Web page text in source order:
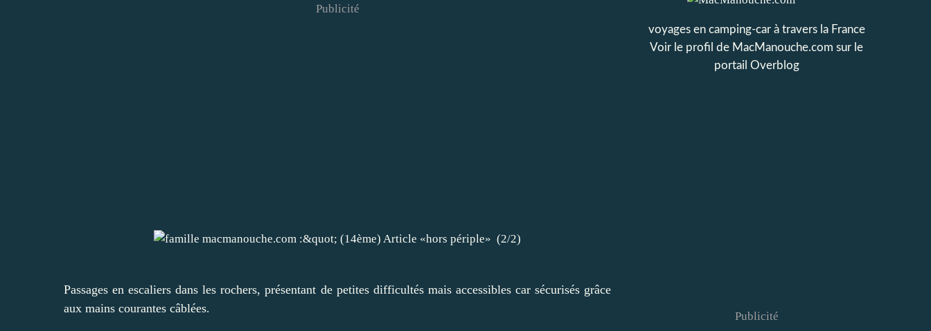
Publicité
Passages en escaliers dans les rochers, présentant de petites difficultés mais accessibles car sécurisés grâce
aux mains courantes câblées.
voyages en camping-car à travers la France
Voir le profil de MacManouche.com sur le
portail Overblog
Publicité